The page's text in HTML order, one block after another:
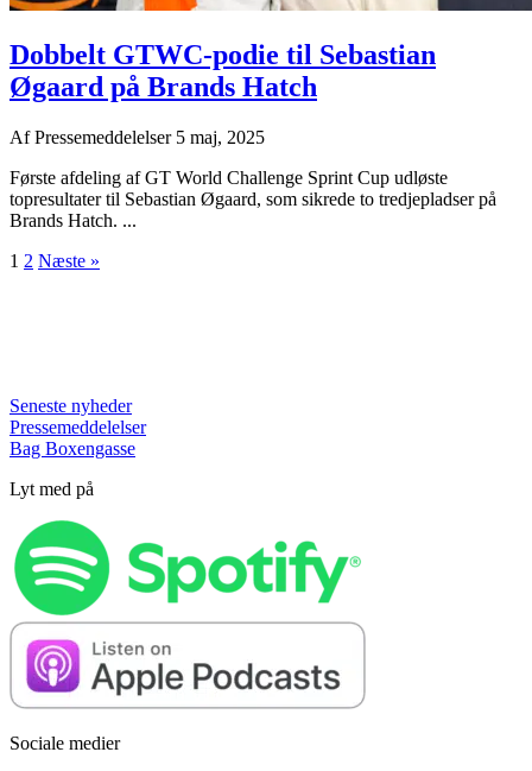
Dobbelt GTWC-podie til Sebastian
Øgaard på Brands Hatch
AfPressemeddelelser 5 maj, 2025
Første afdeling af GT World Challenge Sprint Cup udløste
topresultater til Sebastian Øgaard, som sikrede to tredjepladser på
Brands Hatch. ...
1 2 Næste »
Seneste nyheder
Pressemeddelelser
Bag Boxengasse
Lyt med på
Sociale medier